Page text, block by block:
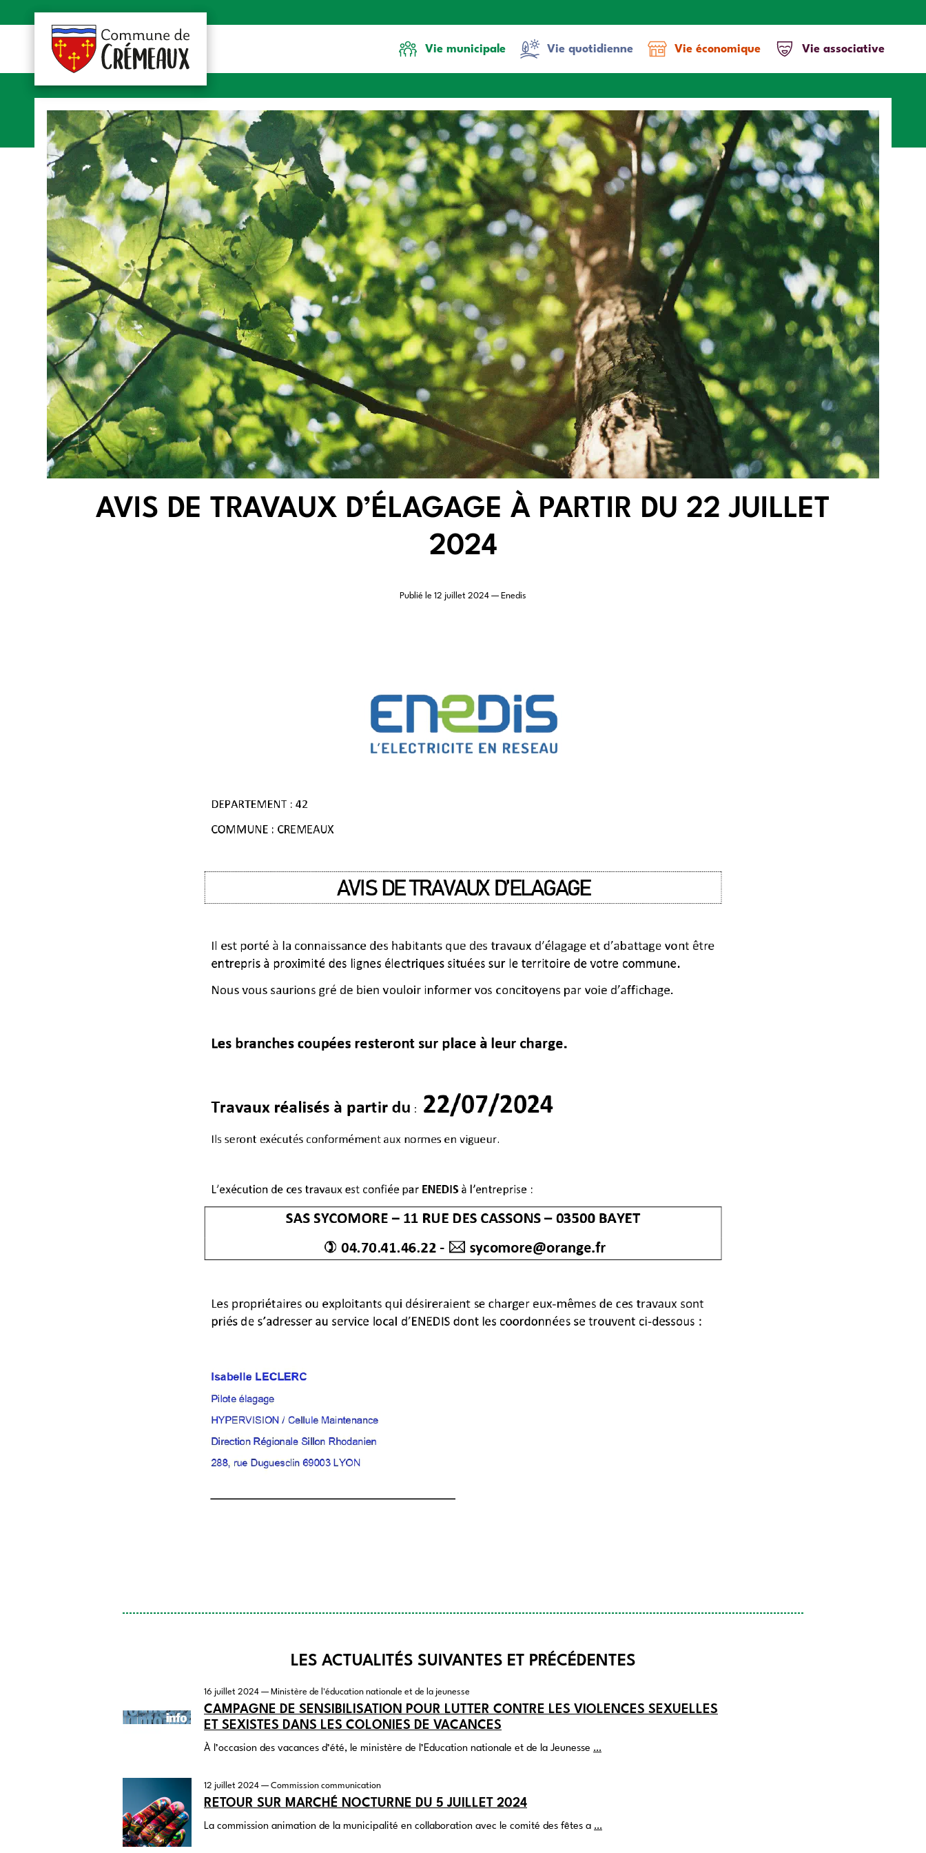
Vie municipale Vie quotidienne Vie économique Vie associative
AVIS DE TRAVAUX D’ÉLAGAGE À PARTIR DU 22 JUILLET
2024
Publié le 12 juillet 2024 — Enedis
LES ACTUALITÉS SUIVANTES ET PRÉCÉDENTES
16 juillet 2024 — Ministère de l'éducation nationale et de la jeunesse
CAMPAGNE DE SENSIBILISATION POUR LUTTER CONTRE LES VIOLENCES SEXUELLES
ET SEXISTES DANS LES COLONIES DE VACANCES
À l’occasion des vacances d’été, le ministère de l’Education nationale et de la Jeunesse …
12 juillet 2024 — Commission communication
RETOUR SUR MARCHÉ NOCTURNE DU 5 JUILLET 2024
La commission animation de la municipalité en collaboration avec le comité des fêtes a …